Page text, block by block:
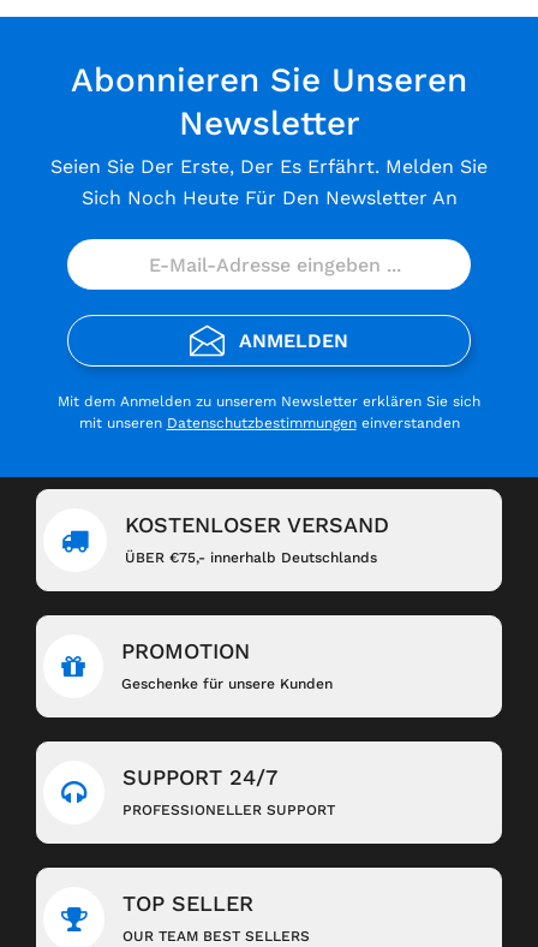
Abonnieren Sie Unseren
Newsletter
Seien Sie Der Erste, Der Es Erfährt. Melden Sie
Sich Noch Heute Für Den Newsletter An
ANMELDEN
Mit dem Anmelden zu unserem Newsletter erklären Sie sich
mit unseren Datenschutzbestimmungeneinverstanden
KOSTENLOSER VERSAND
ÜBER €75,- innerhalb Deutschlands
PROMOTION
Geschenke für unsere Kunden
SUPPORT 24/7
PROFESSIONELLER SUPPORT
TOP SELLER
OUR TEAM BEST SELLERS